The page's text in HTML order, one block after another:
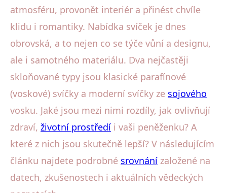
atmosféru, provonět interiér a přinést chvíle
klidu i romantiky. Nabídka svíček je dnes
obrovská, a to nejen co se týče vůní a designu,
ale i samotného materiálu. Dva nejčastěji
skloňované typy jsou klasické parafínové
(voskové) svíčky a moderní svíčky ze sojového
vosku. Jaké jsou mezi nimi rozdíly, jak ovlivňují
zdraví, životní prostředí i vaši peněženku? A
které z nich jsou skutečně lepší? V následujícím
článku najdete podrobné srovnání založené na
datech, zkušenostech i aktuálních vědeckých